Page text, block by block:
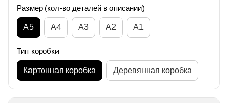
Размер (кол-во деталей в описании)
А5 А4 A3 A2 A1
Тип коробки
Картонная коробка Деревянная коробка